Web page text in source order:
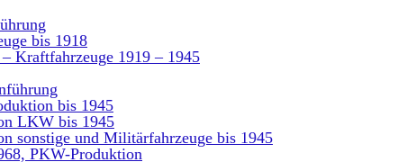
bis 1918
Kraftfahrzeuge 1919 – 1945
bis 1945
LKW bis 1945
sonstige und Militärfahrzeuge bis 1945
PKW-Produktion